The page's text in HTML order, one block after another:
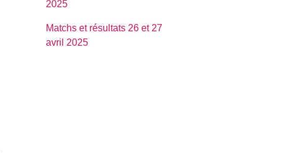
2025
Matchs et résultats 26 et 27
avril 2025